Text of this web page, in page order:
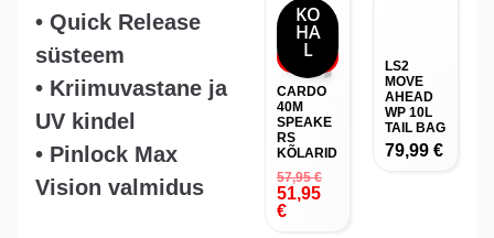
• Quick Release
süsteem
• Kriimuvastane ja
UV kindel
• Pinlock Max
Vision valmidus
KO
HA
L
-10%
CARDO
40M
SPEAKE
RS
KÕLARID
57,95€
51,95
€
LS2
MOVE
AHEAD
WP 10L
TAIL BAG
79,99 €